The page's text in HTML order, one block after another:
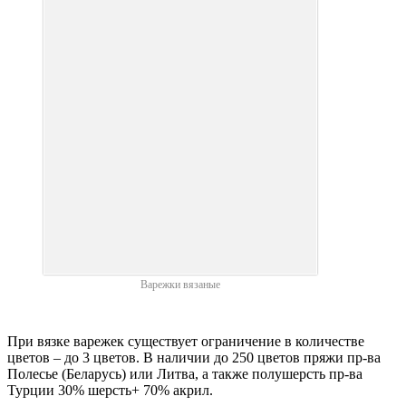
Варежки вязаные
При вязке варежек существует ограничение в количестве
цветов – до 3 цветов. В наличии до 250 цветов пряжи пр-ва
Полесье (Беларусь) или Литва, а также полушерсть пр-ва
Турции 30% шерсть+ 70% акрил.